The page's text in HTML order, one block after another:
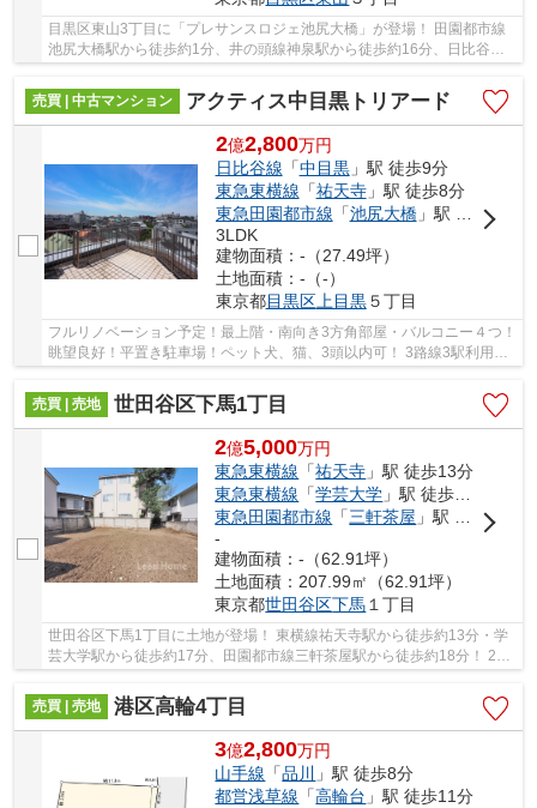
目黒区東山3丁目に「プレサンスロジェ池尻大橋」が登場！ 田園都市線
池尻大橋駅から徒歩約1分、井の頭線神泉駅から徒歩約16分、日比谷線
中目黒駅から徒歩約19分。 4路線3駅利用可能な...
売買 | 中古マンション
アクティス中目黒トリアード
2億2,800万円
日比谷線 「中目黒」駅 徒歩9分
東急東横線 「祐天寺」駅 徒歩8分
東急田園都市線 「池尻大橋」駅 徒歩15分
3LDK
建物面積：-（27.49坪）
土地面積：-（-）
東京都目黒区上目黒５丁目
フルリノベーション予定！最上階・南向き3方角部屋・バルコニー４つ！
眺望良好！平置き駐車場！ペット犬、猫、3頭以内可！ 3路線3駅利用可
能な大変便利な立地に位置した物件です。 駅...
売買 | 売地
世田谷区下馬1丁目
2億5,000万円
東急東横線 「祐天寺 」駅 徒歩13分
東急東横線 「学芸大学 」駅 徒歩17分
東急田園都市線 「三軒茶屋 」駅 徒歩18分
-
建物面積：-（62.91坪）
土地面積：207.99㎡（62.91坪）
東京都世田谷区下馬 １丁目
世田谷区下馬1丁目に土地が登場！ 東横線祐天寺駅から徒歩約13分・学
芸大学駅から徒歩約17分、田園都市線三軒茶屋駅から徒歩約18分！ 2路
線3駅利用可能な大変便利な立地に位置した物件...
売買 | 売地
港区高輪4丁目
3億2,800万円
山手線 「品川
」駅 徒歩8分
都営浅草線 「高輪台 」駅 徒歩11分